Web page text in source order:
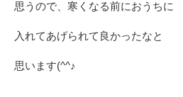
思うので、寒くなる前におうちに
入れてあげられて良かったなと
思います(^^♪